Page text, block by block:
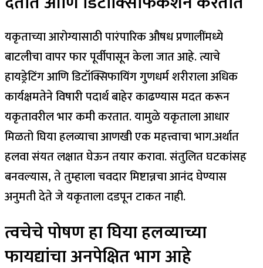
यकृताच्या आरोग्यासाठी पारंपारिक औषध प्रणालींमध्ये
बाटलीचा वापर फार पूर्वीपासून केला जात आहे. त्याचे
हायड्रेटिंग आणि डिटॉक्सिफायिंग गुणधर्म शरीराला अधिक
कार्यक्षमतेने विषारी पदार्थ बाहेर काढण्यास मदत करून
यकृतावरील भार कमी करतात. यामुळे यकृताला आधार
मिळतो घिया हलव्याचा आणखी एक महत्त्वाचा भाग.अर्थात
हलवा संयत लक्षात घेऊन तयार करावा. संतुलित घटकांसह
बनवल्यास, ते तुम्हाला चवदार मिष्टान्नचा आनंद घेण्यास
अनुमती देते जे यकृताला दडपून टाकत नाही.
त्वचेचे पोषण हा घिया हलव्याच्या
फायद्यांचा अनपेक्षित भाग आहे